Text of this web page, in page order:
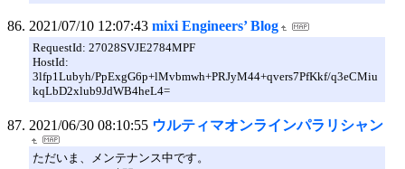
2021/07/10 12:07:43 mixi Engineers’ Blog
RequestId: 27028SVJE2784MPF
HostId:
3lfp1Lubyh/PpExgG6p+lMvbmwh+PRJyM44+qvers7PfKkf/q3eCMiu
kqLbD2xlub9JdWB4heL4=
2021/06/30 08:10:55 ウルティマオンラインパラリシャン
ただいま、メンテナンス中です。